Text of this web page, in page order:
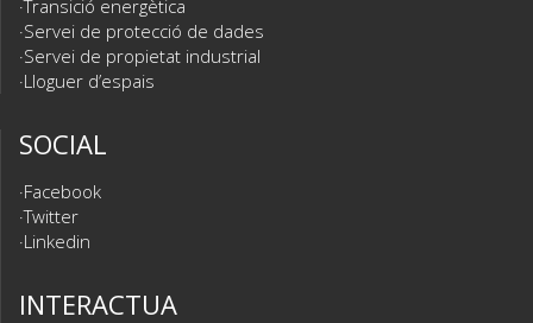
Transició energètica
Servei de protecció de dades
Servei de propietat industrial
Lloguer d’espais
SOCIAL
Facebook
Twitter
Linkedin
INTERACTUA